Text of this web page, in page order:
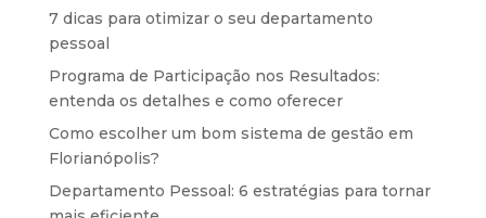
7 dicas para otimizar o seu departamento
pessoal
Programa de Participação nos Resultados:
entenda os detalhes e como oferecer
Como escolher um bom sistema de gestão em
Florianópolis?
Departamento Pessoal: 6 estratégias para tornar